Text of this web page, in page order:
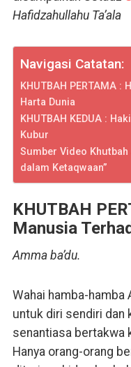
Hafidzahullahu Ta’ala
Navigasi Catatan:
KHUTBAH PERTAMA
Harta Dunia
KHUTBAH KEDUA :
Kubur
Sumber Video
dalam Ketaqwaan”
KHUTBAH
Manusia
Amma ba’du.
Wahai hamba-hamba
untuk diri sendiri dan
senantiasa bertakwa
Hanya orang-orang